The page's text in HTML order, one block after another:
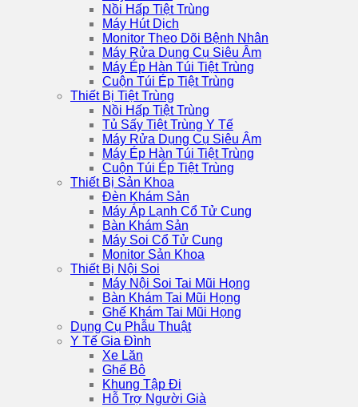
Nồi Hấp Tiệt Trùng
Máy Hút Dịch
Monitor Theo Dõi Bệnh Nhân
Máy Rửa Dụng Cụ Siêu Âm
Máy Ép Hàn Túi Tiệt Trùng
Cuộn Túi Ép Tiệt Trùng
Thiết Bị Tiệt Trùng
Nồi Hấp Tiệt Trùng
Tủ Sấy Tiệt Trùng Y Tế
Máy Rửa Dụng Cụ Siêu Âm
Máy Ép Hàn Túi Tiệt Trùng
Cuộn Túi Ép Tiệt Trùng
Thiết Bị Sản Khoa
Đèn Khám Sản
Máy Áp Lạnh Cổ Tử Cung
Bàn Khám Sản
Máy Soi Cổ Tử Cung
Monitor Sản Khoa
Thiết Bị Nội Soi
Máy Nội Soi Tai Mũi Họng
Bàn Khám Tai Mũi Họng
Ghế Khám Tai Mũi Họng
Dụng Cụ Phẫu Thuật
Y Tế Gia Đình
Xe Lăn
Ghế Bô
Khung Tập Đi
Hỗ Trợ Người Già